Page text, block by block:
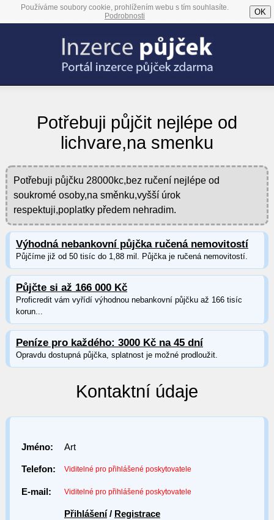
Používáme soubory cookie, prohlížením webu s tím souhlasíte.
Podrobnosti
OK
Potřebuji půjčit nejlépe od
lichvare,na smenku
Potřebuji půjčku 28000kc,bez ručení nejlépe od
soukromé osoby,na směnku,vyšší úrok
respektuji,poplatky předem nehradim.
Výhodná nebankovní půjčka ručená nemovitostí
Půjčíme již od 50 tisíc do 1,88 mil. Půjčka je ručená nemovitostí.
Půjčte si až 166 000 Kč
Proficredit vám vyřídí výhodnou nebankovní půjčku až 166 tisíc
korun...
Peníze pro každého: 3000 Kč na 45 dní
Opravdu dostupná půjčka, splatnost je možné prodloužit.
Kontaktní údaje
Jméno: Art
Telefon: Viditelné pro přihlášené poskytovatele
E-mail: Viditelné pro přihlášené poskytovatele
Přihlášení/ Registrace